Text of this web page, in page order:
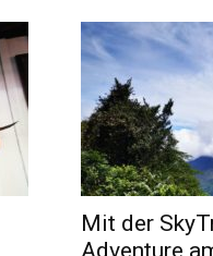
Mit der
Adventure